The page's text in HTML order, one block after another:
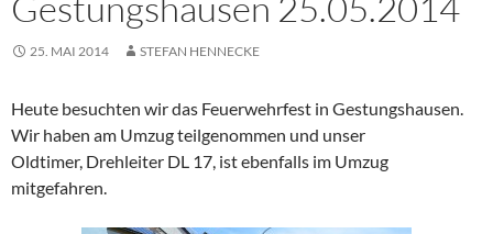
25. MAI 2014 STEFAN HENNECKE
Heute besuchten wir das Feuerwehrfest in Gestungshausen.
Wir haben am Umzug teilgenommen und unser
Oldtimer, Drehleiter DL 17, ist ebenfalls im Umzug
mitgefahren.